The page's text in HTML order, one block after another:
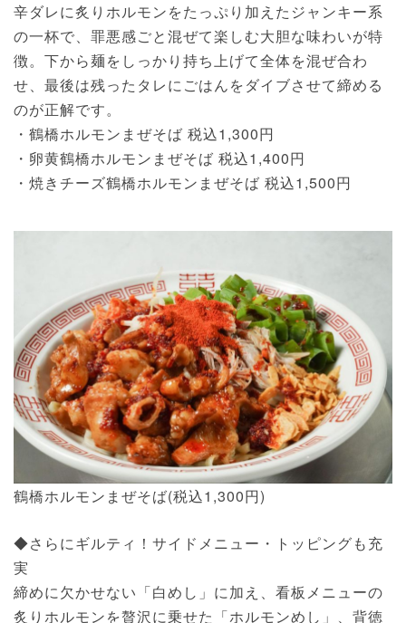
辛ダレに炙りホルモンをたっぷり加えたジャンキー系
の一杯で、罪悪感ごと混ぜて楽しむ大胆な味わいが特
徴。下から麺をしっかり持ち上げて全体を混ぜ合わ
せ、最後は残ったタレにごはんをダイブさせて締める
のが正解です。
・鶴橋ホルモンまぜそば 税込1,300円
・卵黄鶴橋ホルモンまぜそば 税込1,400円
・焼きチーズ鶴橋ホルモンまぜそば 税込1,500円
鶴橋ホルモンまぜそば(税込1,300円)
◆さらにギルティ！サイドメニュー・トッピングも充
実
締めに欠かせない「白めし」に加え、看板メニューの
炙りホルモンを贅沢に乗せた「ホルモンめし」、背徳